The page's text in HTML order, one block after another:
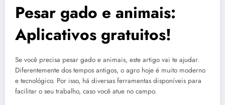
Pesar gado e animais:
Aplicativos gratuitos!
Se você precisa pesar gado e animais, este artigo vai te ajudar.
Diferentemente dos tempos antigos, o agro hoje é muito moderno
e tecnológico. Por isso, há diversas ferramentas disponíveis para
facilitar o seu trabalho, caso você atue no campo.